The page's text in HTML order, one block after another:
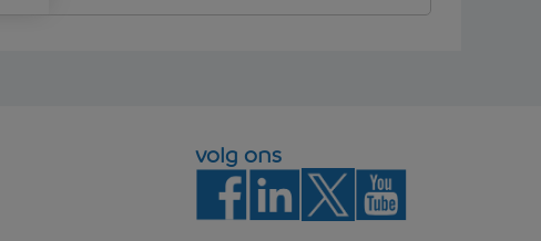
volg ons